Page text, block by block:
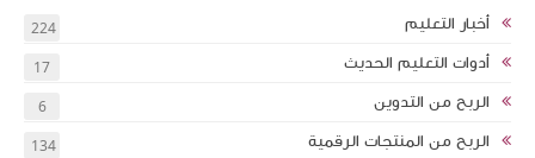
أخبار التعليم 224
أدوات التعليم الحديث 17
الربح من التدوين 6
الربح من المنتجات الرقمية 134